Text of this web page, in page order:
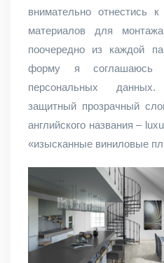
внимательно отнестись
материалов для
поочередно из каждой
форму я соглашаюсь
персональных
защитный прозрачный
английского названия –
«изысканные виниловые